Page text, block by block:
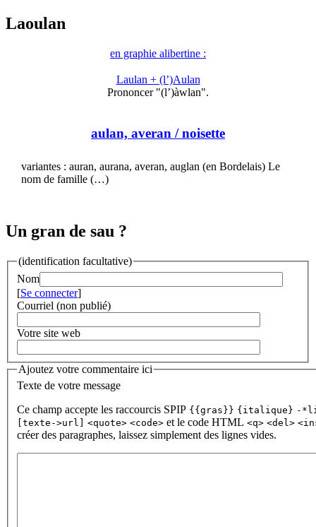
Laoulan
en graphie alibertine :
Laulan + (l’)Aulan
Prononcer "(l’)àwlan".
aulan, averan / noisette
variantes : auran, aurana, averan, auglan (en Bordelais) Le
nom de famille (…)
Un gran de sau ?
(identification facultative)
Nom
[Se connecter]
Courriel (non publié)
Votre site web
Ajoutez votre commentaire ici
Texte de votre message
Ce champ accepte les raccourcis SPIP {{gras}} {italique} -
[texte->url]
<quote> <code> et le code HTML <q> <del>
créer des paragraphes, laissez simplement des lignes vides.